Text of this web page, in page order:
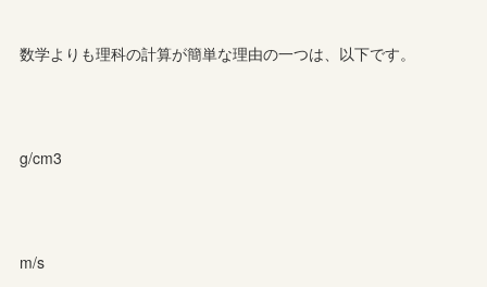
数学よりも理科の計算が簡単な理由の一つは、以下です。
g/cm3
m/s